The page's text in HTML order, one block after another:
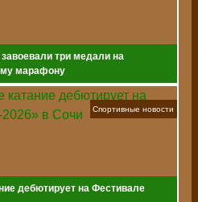
три медали на
марафону
дебютирует на Фестивале
Спортивные новости